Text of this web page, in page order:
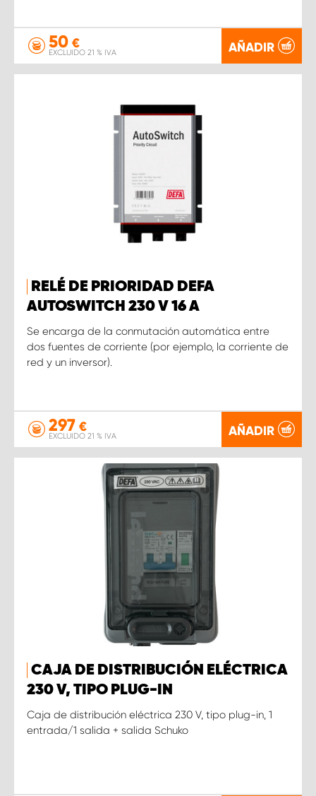
50 €
EXCLUIDO 21 % IVA AÑADIR
RELÉ DE PRIORIDAD DEFA
AUTOSWITCH 230 V 16 A
Se encarga de la conmutación automática entre
dos fuentes de corriente (por ejemplo, la corriente de
red y un inversor).
297 €
EXCLUIDO 21 % IVA AÑADIR
CAJA DE DISTRIBUCIÓN ELÉCTRICA
230 V, TIPO PLUG-IN
Caja de distribución eléctrica 230 V, tipo plug-in, 1
entrada/1 salida + salida Schuko